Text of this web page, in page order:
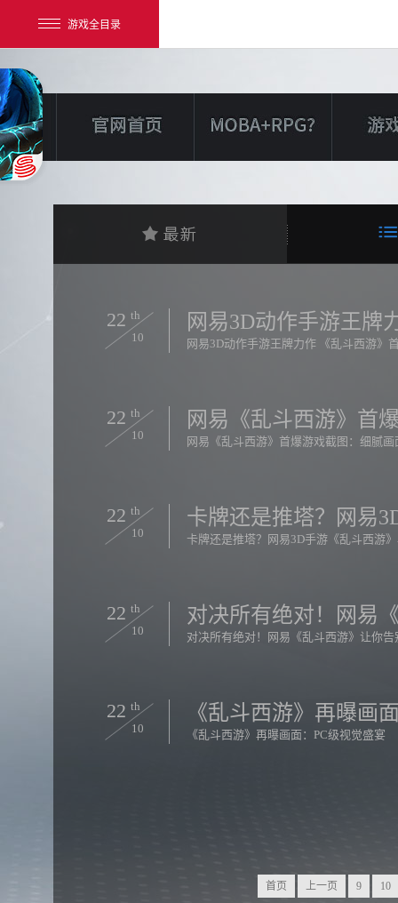
游戏全目录
游戏爱好者
我的足迹： 乱斗西游2
10
22 th 网易3D动作手游王牌
网易3D动作手游王牌力作 《乱斗西游》
10
22 th 网易《乱斗西游》首
网易《乱斗西游》首爆游戏截图：细腻
10
22 th 卡牌还是推塔？网易
卡牌还是推塔？网易3D手游《乱斗西游
10
22 th 对决所有绝对！网易
对决所有绝对！网易《乱斗西游》让你告
10
22 th 《乱斗西游》再曝画
《乱斗西游》再曝画面：PC级视觉盛宴
首页 上一页 9 10